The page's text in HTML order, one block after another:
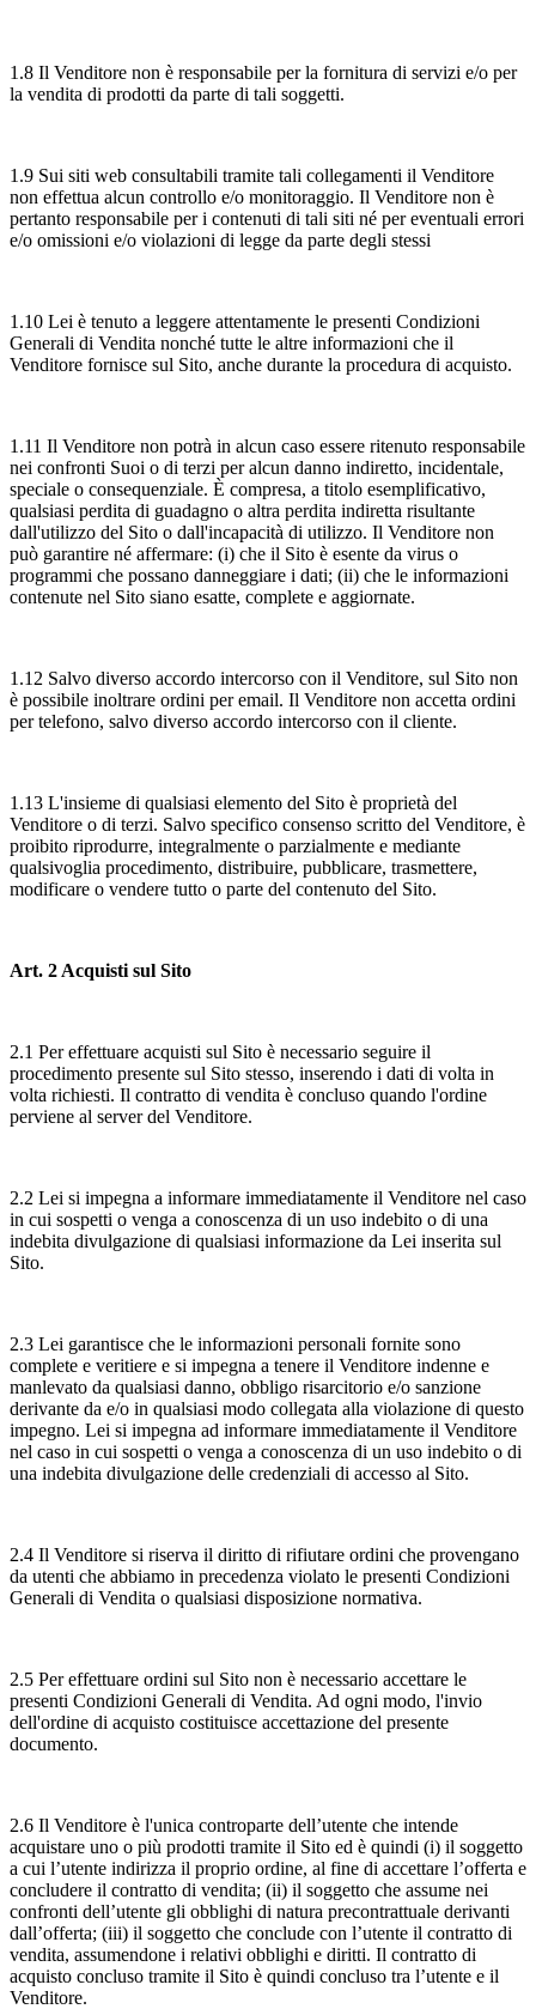
1.8 Il Venditore non è responsabile per la fornitura di servizi e/o per
la vendita di prodotti da parte di tali soggetti.
1.9 Sui siti web consultabili tramite tali collegamenti il Venditore
non effettua alcun controllo e/o monitoraggio. Il Venditore non è
pertanto responsabile per i contenuti di tali siti né per eventuali errori
e/o omissioni e/o violazioni di legge da parte degli stessi
1.10 Lei è tenuto a leggere attentamente le presenti Condizioni
Generali di Vendita nonché tutte le altre informazioni che il
Venditore fornisce sul Sito, anche durante la procedura di acquisto.
1.11 Il Venditore non potrà in alcun caso essere ritenuto responsabile
nei confronti Suoi o di terzi per alcun danno indiretto, incidentale,
speciale o consequenziale. È compresa, a titolo esemplificativo,
qualsiasi perdita di guadagno o altra perdita indiretta risultante
dall'utilizzo del Sito o dall'incapacità di utilizzo. Il Venditore non
può garantire né affermare: (i) che il Sito è esente da virus o
programmi che possano danneggiare i dati; (ii) che le informazioni
contenute nel Sito siano esatte, complete e aggiornate.
1.12 Salvo diverso accordo intercorso con il Venditore, sul Sito non
è possibile inoltrare ordini per email. Il Venditore non accetta ordini
per telefono, salvo diverso accordo intercorso con il cliente.
1.13 L'insieme di qualsiasi elemento del Sito è proprietà del
Venditore o di terzi. Salvo specifico consenso scritto del Venditore, è
proibito riprodurre, integralmente o parzialmente e mediante
qualsivoglia procedimento, distribuire, pubblicare, trasmettere,
modificare o vendere tutto o parte del contenuto del Sito.
Art. 2 Acquisti sul Sito
2.1 Per effettuare acquisti sul Sito è necessario seguire il
procedimento presente sul Sito stesso, inserendo i dati di volta in
volta richiesti. Il contratto di vendita è concluso quando l'ordine
perviene al server del Venditore.
2.2 Lei si impegna a informare immediatamente il Venditore nel caso
in cui sospetti o venga a conoscenza di un uso indebito o di una
indebita divulgazione di qualsiasi informazione da Lei inserita sul
Sito.
2.3 Lei garantisce che le informazioni personali fornite sono
complete e veritiere e si impegna a tenere il Venditore indenne e
manlevato da qualsiasi danno, obbligo risarcitorio e/o sanzione
derivante da e/o in qualsiasi modo collegata alla violazione di questo
impegno. Lei si impegna ad informare immediatamente il Venditore
nel caso in cui sospetti o venga a conoscenza di un uso indebito o di
una indebita divulgazione delle credenziali di accesso al Sito.
2.4 Il Venditore si riserva il diritto di rifiutare ordini che provengano
da utenti che abbiamo in precedenza violato le presenti Condizioni
Generali di Vendita o qualsiasi disposizione normativa.
2.5 Per effettuare ordini sul Sito non è necessario accettare le
presenti Condizioni Generali di Vendita. Ad ogni modo, l'invio
dell'ordine di acquisto costituisce accettazione del presente
documento.
2.6 Il Venditore è l'unica controparte dell’utente che intende
acquistare uno o più prodotti tramite il Sito ed è quindi (i) il soggetto
a cui l’utente indirizza il proprio ordine, al fine di accettare l’offerta e
concludere il contratto di vendita; (ii) il soggetto che assume nei
confronti dell’utente gli obblighi di natura precontrattuale derivanti
dall’offerta; (iii) il soggetto che conclude con l’utente il contratto di
vendita, assumendone i relativi obblighi e diritti. Il contratto di
acquisto concluso tramite il Sito è quindi concluso tra l’utente e il
Venditore.